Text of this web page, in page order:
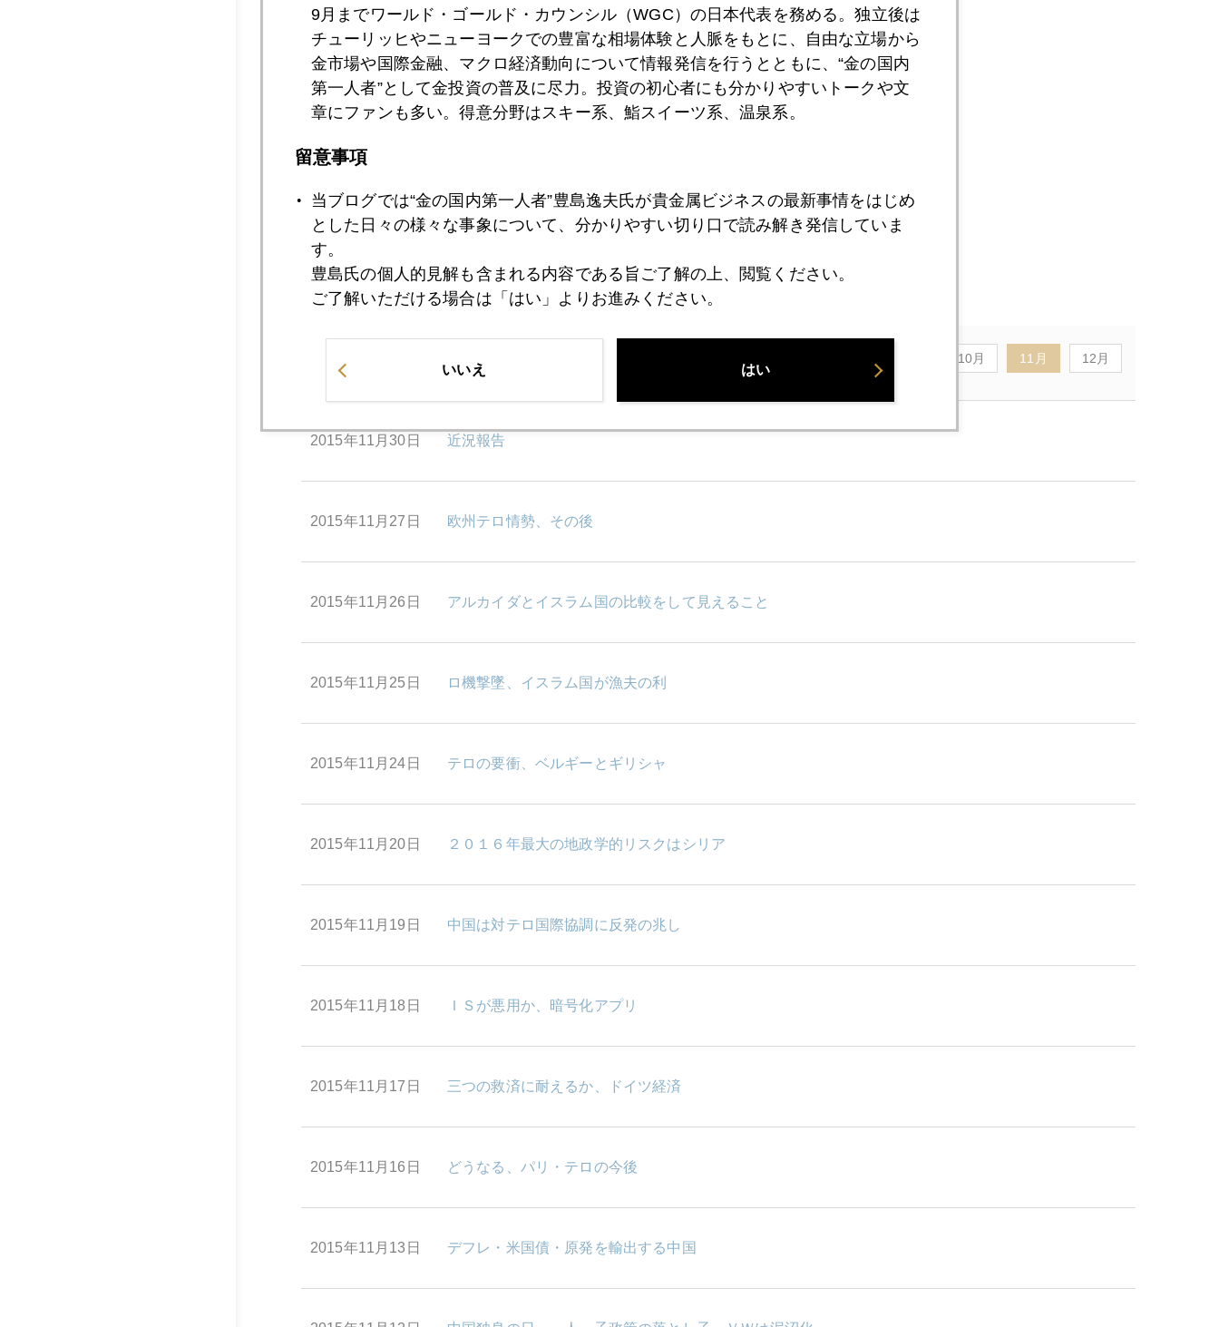
2015年 10月 11月 12月
2015年11月30日 近況報告
2015年11月27日 欧州テロ情勢、その後
2015年11月26日 アルカイダとイスラム国の比較をして見えること
2015年11月25日 ロ機撃墜、イスラム国が漁夫の利
2015年11月24日 テロの要衝、ベルギーとギリシャ
2015年11月20日 ２０１６年最大の地政学的リスクはシリア
2015年11月19日 中国は対テロ国際協調に反発の兆し
2015年11月18日 ＩＳが悪用か、暗号化アプリ
2015年11月17日 三つの救済に耐えるか、ドイツ経済
2015年11月16日 どうなる、パリ・テロの今後
2015年11月13日 デフレ・米国債・原発を輸出する中国
9月までワールド・ゴールド・カウンシル（WGC）の日本代表を務める。独立後は
チューリッヒやニューヨークでの豊富な相場体験と人脈をもとに、自由な立場から
金市場や国際金融、マクロ経済動向について情報発信を行うとともに、“金の国内
第一人者”として金投資の普及に尽力。投資の初心者にも分かりやすいトークや文
章にファンも多い。得意分野はスキー系、鮨スイーツ系、温泉系。
留意事項
当ブログでは“金の国内第一人者”豊島逸夫氏が貴金属ビジネスの最新事情をはじめ
とした日々の様々な事象について、分かりやすい切り口で読み解き発信していま
す。
豊島氏の個人的見解も含まれる内容である旨ご了解の上、閲覧ください。
ご了解いただける場合は「はい」よりお進みください。
いいえ はい